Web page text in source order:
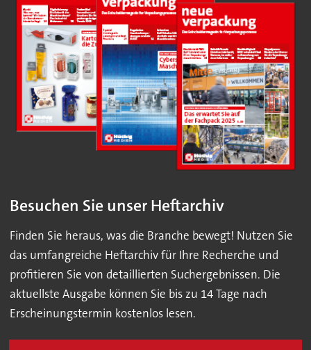
Besuchen Sie unser Heftarchiv
Finden Sie heraus, was die Branche bewegt! Nutzen Sie
das umfangreiche Heftarchiv für Ihre Recherche und
profitieren Sie von detaillierten Suchergebnissen. Die
aktuellste Ausgabe können Sie bis zu 14 Tage nach
Erscheinungstermin kostenlos lesen.